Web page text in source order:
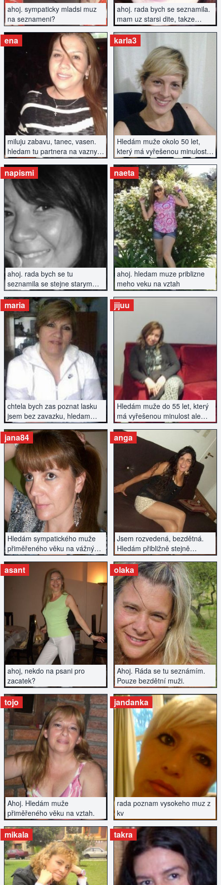
ahoj. sympaticky mladsi muz
na seznameni?
ahoj. rada bych se seznamila.
mam uz starsi dite, takze
zavazky mam, ale ne velike.
miluju zabavu, tanec, vasen.
hledam tu partnera na vazny
vztah
ena
ZOBRAZIT INZERÁT
Hledám muže okolo 50 let,
který má vyřešenou minulost,
má to v životě srovnané a je
připravený na nový start.
karla3
ZOBRAZIT INZERÁT
ahoj. rada bych se tu
seznamila se stejne starym
muzem, ktery ma vyresenou
minulost
napismi
ZOBRAZIT INZERÁT
ahoj. hledam muze priblizne
meho veku na vztah
naeta
ZOBRAZIT INZERÁT
chtela bych zas poznat lasku
jsem bez zavazku, hledam
vazny vztah
maria
ZOBRAZIT INZERÁT
Hledám muže do 55 let, který
má vyřešenou minulost ale
chce začít znovu se vším
všudy...
jijuu
ZOBRAZIT INZERÁT
Hledám sympatického muže
přiměřeného věku na vážný
vztah. Jana
jana84
ZOBRAZIT INZERÁT
Jsem rozvedená, bezdětná.
Hledám přibližně stejně
starého partnera.
anga
ZOBRAZIT INZERÁT
ahoj, nekdo na psani pro
zacatek?
asant
ZOBRAZIT INZERÁT
Ahoj. Ráda se tu seznámím.
Pouze bezdětní muži.
olaka
ZOBRAZIT INZERÁT
Ahoj. Hledám muže
přiměřeného věku na vztah.
tojo
ZOBRAZIT INZERÁT
rada poznam vysokeho muz z
kv
jandanka
ZOBRAZIT INZERÁT
mikala takra